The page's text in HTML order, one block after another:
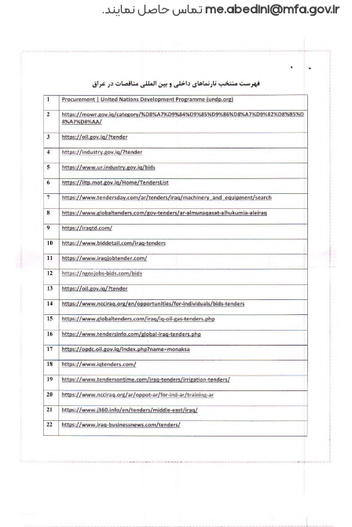
me.abedini@mfa.gov.irتماس حاصل نمایند.